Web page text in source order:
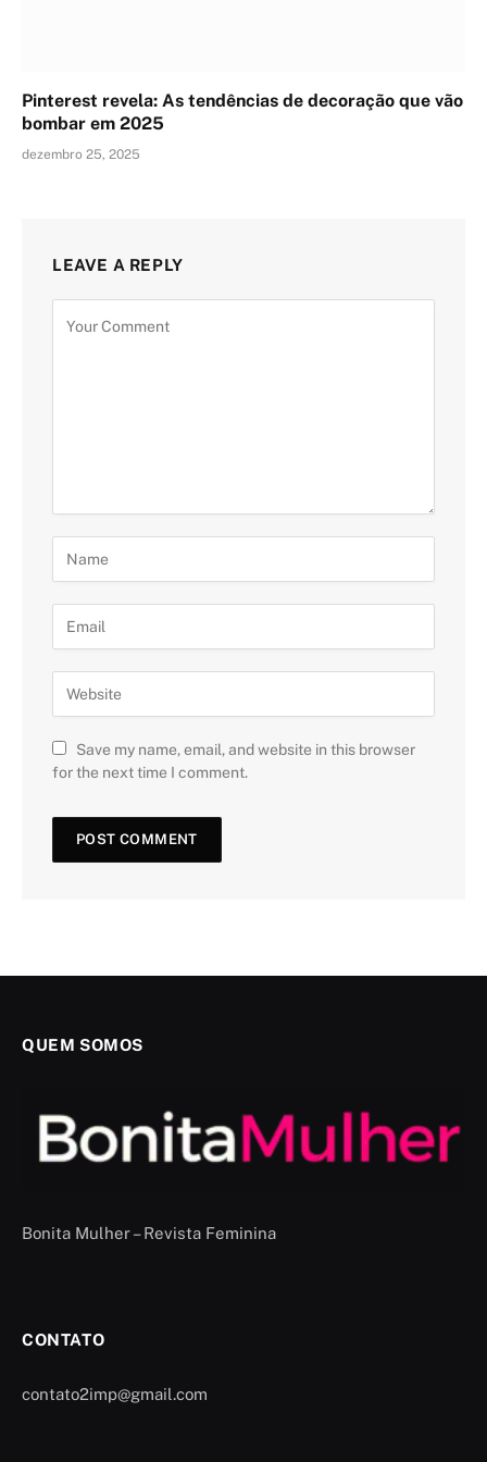
Pinterest revela: As tendências de decoração que vão
bombar em 2025
dezembro 25, 2025
LEAVE A REPLY
Save my name, email, and website in this browser
for the next time I comment.
QUEM SOMOS
Bonita Mulher – Revista Feminina
CONTATO
contato2imp@gmail.com